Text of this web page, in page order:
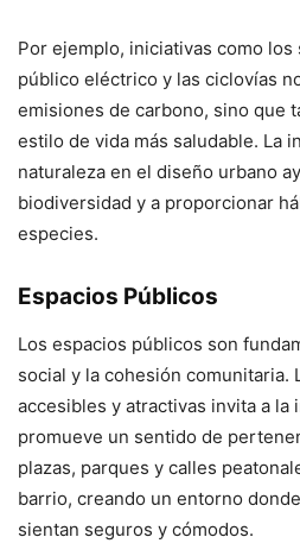
Por ejemplo, iniciativas como
público eléctrico y las ciclovías
emisiones de carbono, sino que
estilo de vida más saludable. La
naturaleza en el diseño urbano
biodiversidad y a proporcionar
especies.
Espacios Públicos
Los espacios públicos son
social y la cohesión comunitaria.
accesibles y atractivas invita a la
promueve un sentido de
plazas, parques y calles
barrio, creando un entorno
sientan seguros y cómodos.